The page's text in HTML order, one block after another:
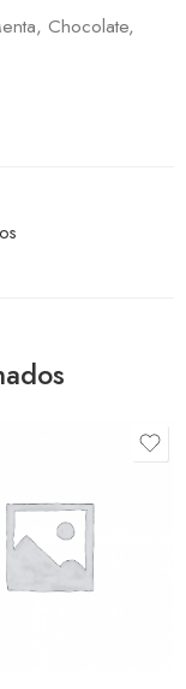
Chocolate,